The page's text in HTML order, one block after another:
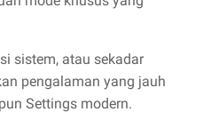
sistem, atau sekadar
pengalaman yang jauh
Settings modern.